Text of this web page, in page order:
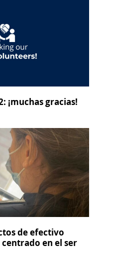
¡muchas gracias!
de efectivo
en el ser